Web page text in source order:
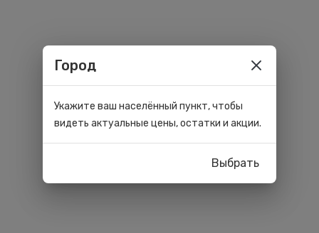
Город
Укажите ваш населённый пункт, чтобы
видеть актуальные цены, остатки и акции.
Выбрать